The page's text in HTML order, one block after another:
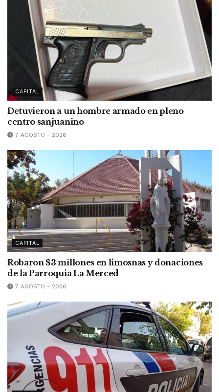
CAPITAL
Detuvieron a un hombre armado en pleno
centro sanjuanino
7 AGOSTO - 2026
CAPITAL
Robaron $3 millones en limosnas y donaciones
de la Parroquia La Merced
7 AGOSTO - 2026